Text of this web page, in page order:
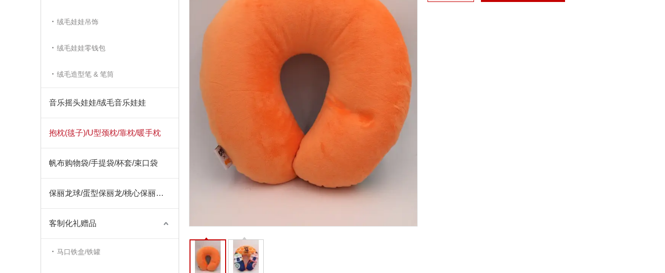
绒毛娃娃吊饰
绒毛娃娃零钱包
绒毛造型笔 & 笔筒
音乐摇头娃娃/绒毛音乐娃娃
抱枕(毯子)/U型颈枕/靠枕/暖手枕
帆布购物袋/手提袋/杯套/束口袋
保丽龙球/蛋型保丽龙/桃心保丽龙/圣诞饰品保丽龙
客制化礼赠品
马口铁盒/铁罐